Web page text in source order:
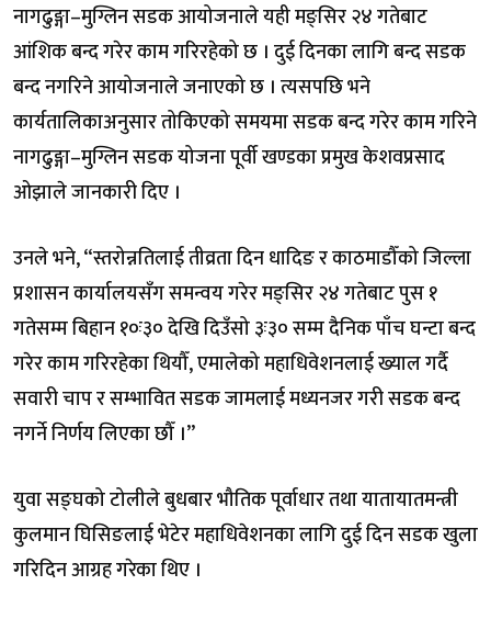
नागढुङ्गा–मुग्लिन सडक आयोजनाले यही मङ्सिर २४ गतेबाट
आंशिक बन्द गरेर काम गरिरहेको छ । दुई दिनका लागि बन्द सडक
बन्द नगरिने आयोजनाले जनाएको छ । त्यसपछि भने
कार्यतालिकाअनुसार तोकिएको समयमा सडक बन्द गरेर काम गरिने
नागढुङ्गा–मुग्लिन सडक योजना पूर्वी खण्डका प्रमुख केशवप्रसाद
ओझाले जानकारी दिए ।
उनले भने, “स्तरोन्नतिलाई तीव्रता दिन धादिङ र काठमाडौँको जिल्ला
प्रशासन कार्यालयसँग समन्वय गरेर मङ्सिर २४ गतेबाट पुस १
गतेसम्म बिहान १०ः३० देखि दिउँसो ३ः३० सम्म दैनिक पाँच घन्टा बन्द
गरेर काम गरिरहेका थियौँ, एमालेको महाधिवेशनलाई ख्याल गर्दै
सवारी चाप र सम्भावित सडक जामलाई मध्यनजर गरी सडक बन्द
नगर्ने निर्णय लिएका छौँ ।”
युवा सङ्घको टोलीले बुधबार भौतिक पूर्वाधार तथा यातायातमन्त्री
कुलमान घिसिङलाई भेटेर महाधिवेशनका लागि दुई दिन सडक खुला
गरिदिन आग्रह गरेका थिए ।